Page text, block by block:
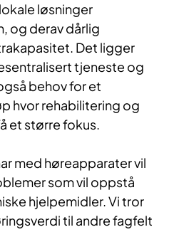
løsninger
og derav dårlig
Det ligger
tjeneste og
behov for et
hvor rehabilitering og
et større fokus.
med høreapparater vil
som vil oppstå
hjelpemidler. Vi tror
til andre fagfelt